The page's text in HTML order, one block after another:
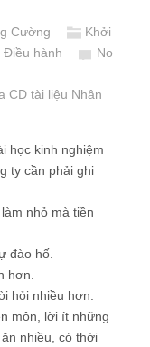
Cường
Khởi
Điều hành
No
CD tài liệu Nhân
học kinh nghiệm
ty cần phải ghi
nhỏ mà tiền
đào hố.
hơn.
hỏi nhiều hơn.
môn, lời ít những
nhiều, có thời